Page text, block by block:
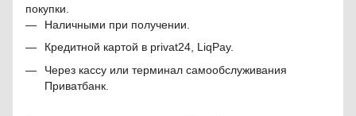
покупки.
Наличными при получении.
Кредитной картой в privat24, LiqPay.
Через кассу или терминал самообслуживания
Приватбанк.